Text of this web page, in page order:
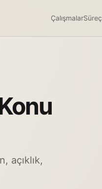
ÇalışmalarSüreç
açıklık,